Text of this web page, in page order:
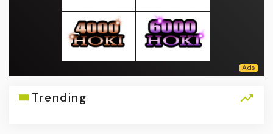
Trending